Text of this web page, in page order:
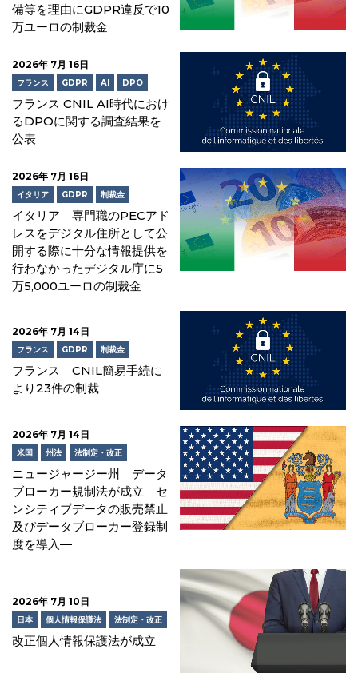
備等を理由にGDPR違反で10
万ユーロの制裁金
2026年 7月 16日
フランス GDPR AI DPO
フランス CNIL AI時代におけ
るDPOに関する調査結果を
公表
2026年 7月 16日
イタリア GDPR 制裁金
イタリア 専門職のPECアド
レスをデジタル住所として公
開する際に十分な情報提供を
行わなかったデジタル庁に5
万5,000ユーロの制裁金
2026年 7月 14日
フランス GDPR 制裁金
フランス CNIL簡易手続に
より23件の制裁
2026年 7月 14日
米国 州法 法制定・改正
ニュージャージー州 データ
ブローカー規制法が成立―セ
ンシティブデータの販売禁止
及びデータブローカー登録制
度を導入―
2026年 7月 10日
日本 個人情報保護法 法制定・改正
改正個人情報保護法が成立